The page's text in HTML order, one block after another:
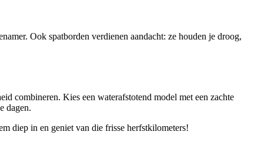
Ook spatborden verdienen aandacht: ze houden je droog,
combineren. Kies een waterafstotend model met een zachte
dagen.
diep in en geniet van die frisse herfstkilometers!